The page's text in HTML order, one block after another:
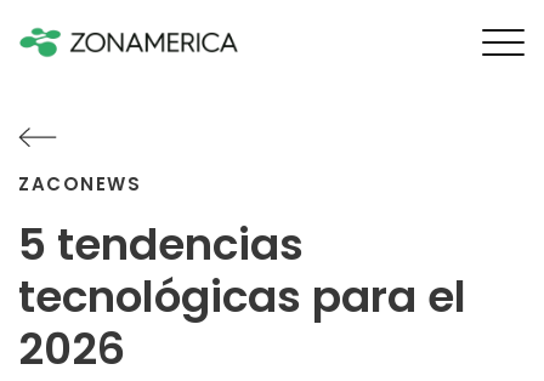
ZACONEWS
5 tendencias
tecnológicas para el
2026